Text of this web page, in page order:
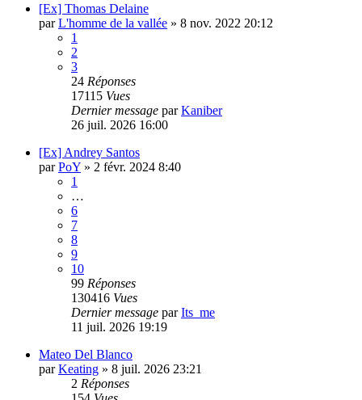
[Ex] Thomas Delaine
parL'homme de la vallée » 8 nov. 2022 20:12
1
2
3
24 Réponses
17115 Vues
Dernier message parKaniber
26 juil. 2026 16:00
[Ex] Andrey Santos
parPoY » 2 févr. 2024 8:40
1
…
6
7
8
9
10
99 Réponses
130416 Vues
Dernier message parIts_me
11 juil. 2026 19:19
Mateo Del Blanco
parKeating » 8 juil. 2026 23:21
2 Réponses